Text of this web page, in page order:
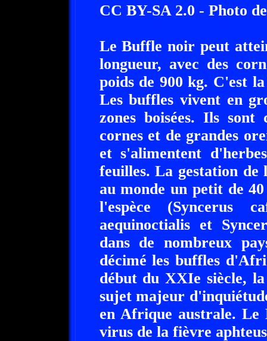
CC BY-SA 2.0 - Photo
Le Buffle noir peut
longueur, avec des
poids de 900 kg. C'est
Les buffles vivent en
zones boisées. Ils sont
cornes et de grandes
et s'alimentent
feuilles. La gestation de
au monde un petit de
l'espèce (Syncerus
aequinoctialis et
dans de nombreux
décimé les buffles
début du XXIe siècle,
sujet majeur
en Afrique australe.
virus de la fièvre